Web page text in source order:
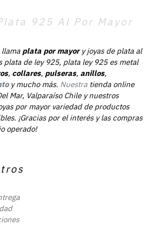
925 Al Por Mayor
plata por mayory joyas de plata al
plata de ley 925, plata ley 925 es metal
, collares, pulseras, anillos,
y mucho más. Nuestra tienda online
Mar, Valparaíso Chile y nuestros
por mayor variedad de productos
¡Gracias por el interés y las compras
operado!